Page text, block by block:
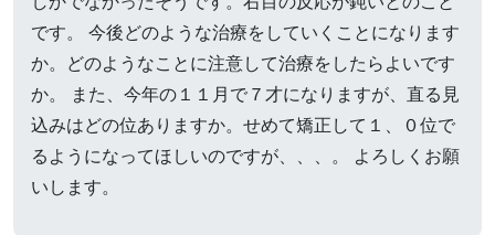
です。 今後どのような治療をしていくことになります
か。どのようなことに注意して治療をしたらよいです
か。 また、今年の１１月で７才になりますが、直る見
込みはどの位ありますか。せめて矯正して１、０位で
るようになってほしいのですが、、、。 よろしくお願
いします。